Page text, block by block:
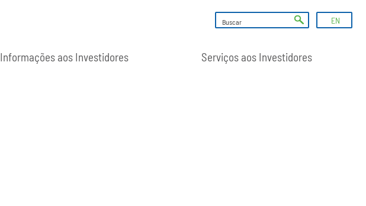
EN
Informações aos Investidores Serviços aos Investidores